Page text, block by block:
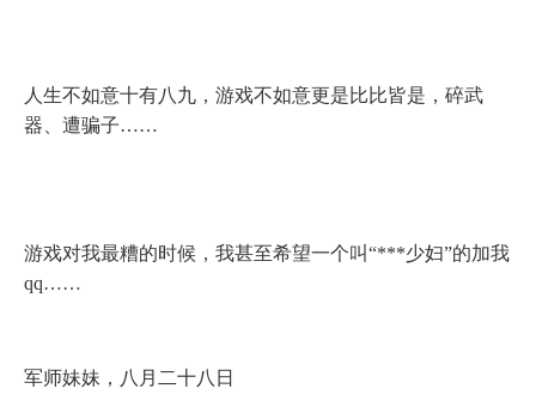
人生不如意十有八九，游戏不如意更是比比皆是，碎武
器、遭骗子……
游戏对我最糟的时候，我甚至希望一个叫“***少妇”的加我
qq……
军师妹妹，八月二十八日